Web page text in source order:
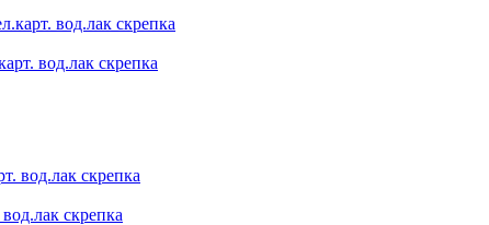
вод.лак скрепка
скрепка